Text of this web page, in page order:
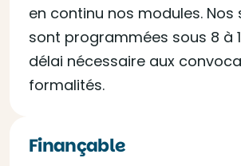
en continu nos modules. Nos
sont programmées sous 8 à
délai nécessaire aux
formalités.
Finançable